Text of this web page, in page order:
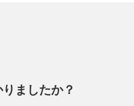
ましたか？